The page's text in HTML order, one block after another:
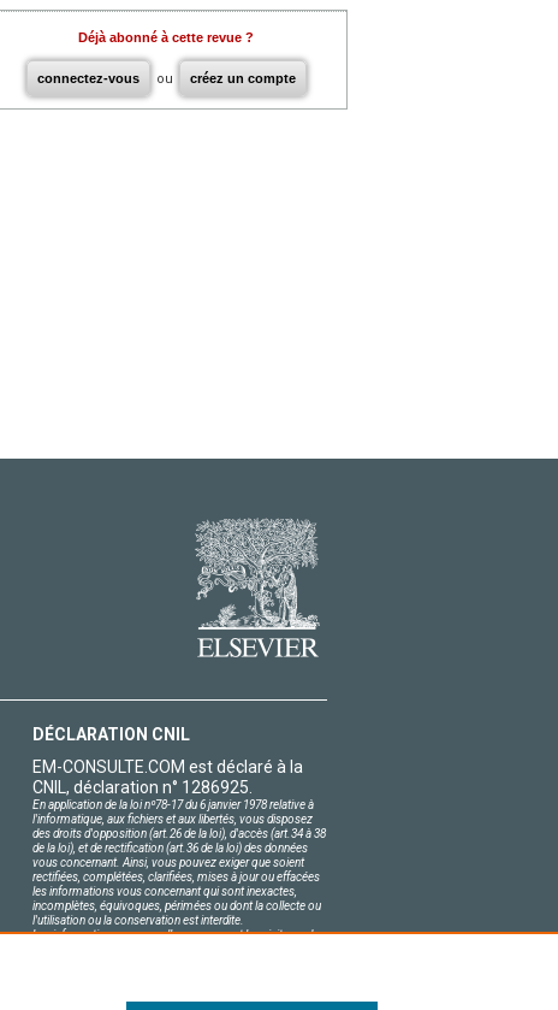
Déjà abonné à cette revue ?
connectez-vous ou créez un compte
DÉCLARATION CNIL
EM-CONSULTE.COM est déclaré à la
CNIL, déclaration n° 1286925.
En application de la loi nº78-17 du 6 janvier 1978 relative à
l'informatique, aux fichiers et aux libertés, vous disposez
des droits d'opposition (art.26 de la loi), d'accès (art.34 à 38
de la loi), et de rectification (art.36 de la loi) des données
vous concernant. Ainsi, vous pouvez exiger que soient
rectifiées, complétées, clarifiées, mises à jour ou effacées
les informations vous concernant qui sont inexactes,
incomplètes, équivoques, périmées ou dont la collecte ou
l'utilisation ou la conservation est interdite.
Les informations personnelles concernant les visiteurs de